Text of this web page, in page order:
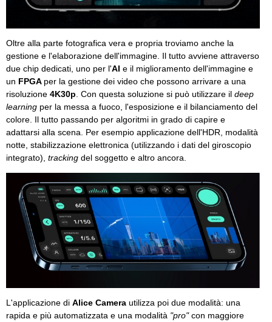
Oltre alla parte fotografica vera e propria troviamo anche la
gestione e l'elaborazione dell'immagine. Il tutto avviene attraverso
due chip dedicati, uno per l'AI e il miglioramento dell'immagine e
un FPGA per la gestione dei video che possono arrivare a una
risoluzione 4K30p . Con questa soluzione si può utilizzare il deep
learning per la messa a fuoco, l'esposizione e il bilanciamento del
colore. Il tutto passando per algoritmi in grado di capire e
adattarsi alla scena. Per esempio applicazione dell'HDR, modalità
notte, stabilizzazione elettronica (utilizzando i dati del giroscopio
integrato), tracking del soggetto e altro ancora.
L'applicazione di Alice Camera utilizza poi due modalità: una
rapida e più automatizzata e una modalità "pro"con maggiore